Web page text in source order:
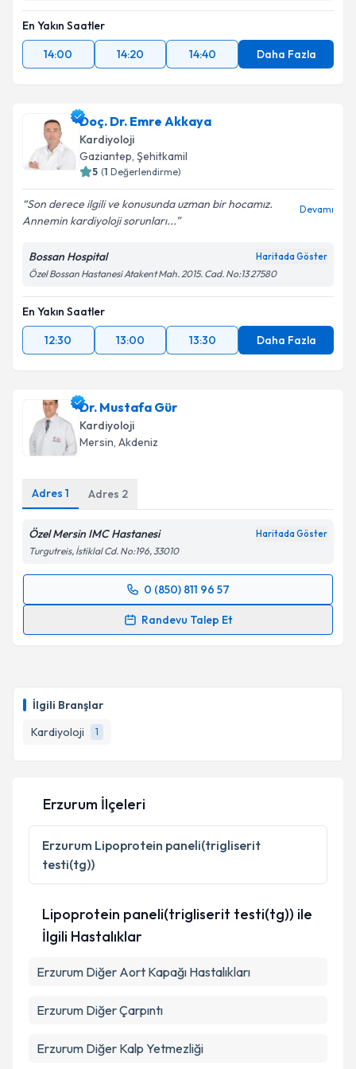
İlgili Branşlar
Kardiyoloji
1
En Yakın Saatler
14:00
14:20 14:40 Daha Fazla
Doç. Dr. Emre Akkaya
Kardiyoloji
Gaziantep, Şehitkamil
5 (1 Değerlendirme)
Son derece ilgili ve konusunda uzman bir hocamız.
Annemin kardiyoloji sorunları...
Devamı
Bossan Hospital Haritada Göster
Özel Bossan Hastanesi Atakent Mah. 2015. Cad. No:13 27580
En Yakın Saatler
12:30
13:00 13:30 Daha Fazla
Dr. Mustafa Gür
Kardiyoloji
Mersin, Akdeniz
Adres 1 Adres 2
Özel Mersin IMC Hastanesi Haritada Göster
Turgutreis, İstiklal Cd. No:196, 33010
0 (850) 811 96 57
Randevu Talep Et
Randevu Takvimi Talebi
E-posta Adresiniz
Kişisel verilerimin işlenmesine ilişkin
Metni'ni okudum ve kişisel verilerimin belirtilen
kapsamda işlenmesini kabul ediyorum.
Erzurum İlçeleri
Erzurum Lipoprotein paneli(trigliserit
testi(tg))
Lipoprotein paneli(trigliserit testi(tg)) ile
İlgili Hastalıklar
Erzurum Diğer Aort Kapağı Hastalıkları
Erzurum Diğer Çarpıntı
Erzurum Diğer Kalp Yetmezliği